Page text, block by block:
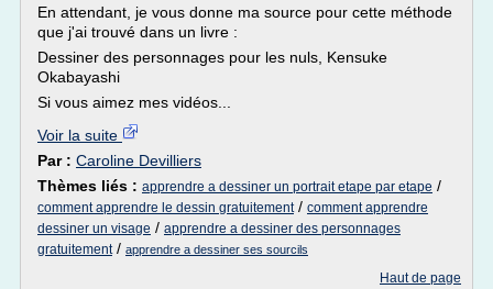
En attendant, je vous donne ma source pour cette méthode
que j'ai trouvé dans un livre :
Dessiner des personnages pour les nuls, Kensuke
Okabayashi
Si vous aimez mes vidéos...
Voir la suite
Par : Caroline Devilliers
Thèmes liés : apprendre a dessiner un portrait etape par etape /
comment apprendre le dessin gratuitement/ comment apprendre
dessiner un visage / apprendre a dessiner des personnages
gratuitement/ apprendre a dessiner ses sourcils
Haut de page